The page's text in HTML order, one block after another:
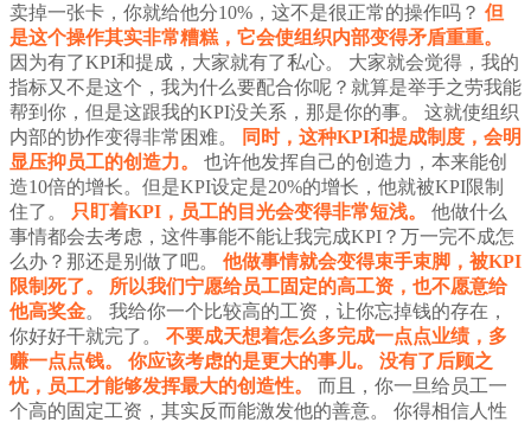
卖掉一张卡，你就给他分10%，这不是很正常的操作吗？ 但
是这个操作其实非常糟糕，它会使组织内部变得矛盾重重。
因为有了KPI和提成，大家就有了私心。
大家就会觉得，我的
指标又不是这个，我为什么要配合你呢？就算是举手之劳我能
帮到你，但是这跟我的KPI没关系，那是你的事。
这就使组织
内部的协作变得非常困难。
同时，这种KPI和提成制度，会明
显压抑员工的创造力。
也许他发挥自己的创造力，本来能创
造10倍的增长。但是KPI设定是20%的增长，他就被KPI限制
住了。
只盯着KPI，员工的目光会变得非常短浅。
他做什么
事情都会去考虑，这件事能不能让我完成KPI？万一完不成怎
么办？那还是别做了吧。
他做事情就会变得束手束脚，被KPI
限制死了。
所以我们宁愿给员工固定的高工资，也不愿意给
他高奖金。
我给你一个比较高的工资，让你忘掉钱的存在，
你好好干就完了。
不要成天想着怎么多完成一点点业绩，多
赚一点点钱。
你应该考虑的是更大的事儿。
没有了后顾之
忧，员工才能够发挥最大的创造性。
而且，你一旦给员工一
个高的固定工资，其实反而能激发他的善意。
你得相信人性